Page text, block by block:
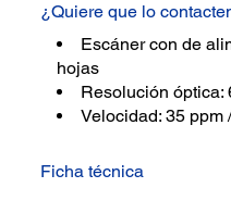
¿Quiere que lo
Escáner con de
hojas
Resolución óptica:
Velocidad: 35 ppm
Ficha técnica